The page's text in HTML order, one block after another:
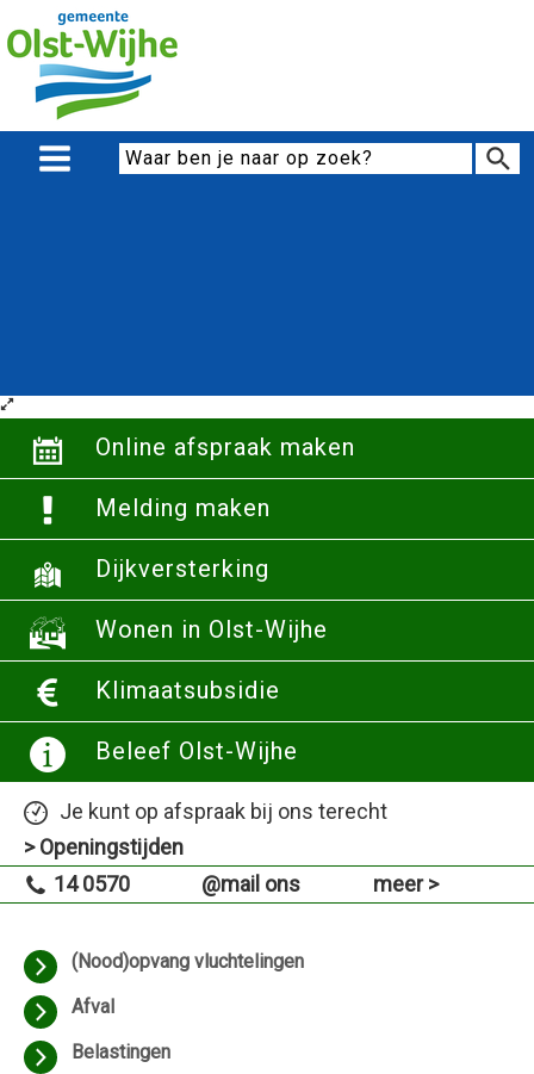
Online afspraak maken
Melding maken
Dijkversterking
Wonen in Olst-Wijhe
Klimaatsubsidie
Beleef Olst-Wijhe
Je kunt op afspraak bij ons terecht
> Openingstijden
14 0570
@mail ons meer >
(Nood)opvang vluchtelingen
Afval
Belastingen